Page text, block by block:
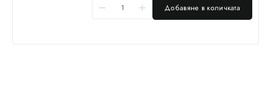
Добавяне в количката